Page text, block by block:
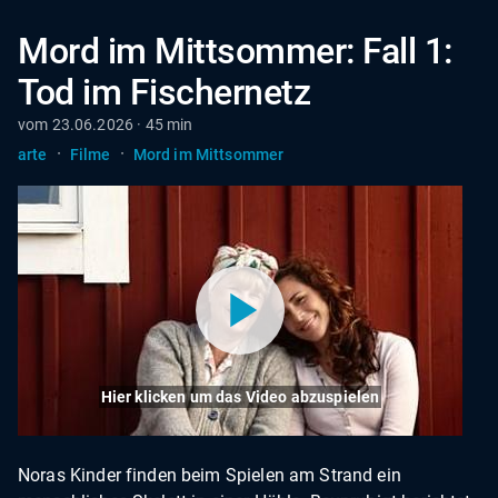
Mord im Mittsommer: Fall 1:
Tod im Fischernetz
vom 23.06.2026 · 45 min
arte
· Filme · Mord im Mittsommer
Hier klicken um das Video abzuspielen
Noras Kinder finden beim Spielen am Strand ein